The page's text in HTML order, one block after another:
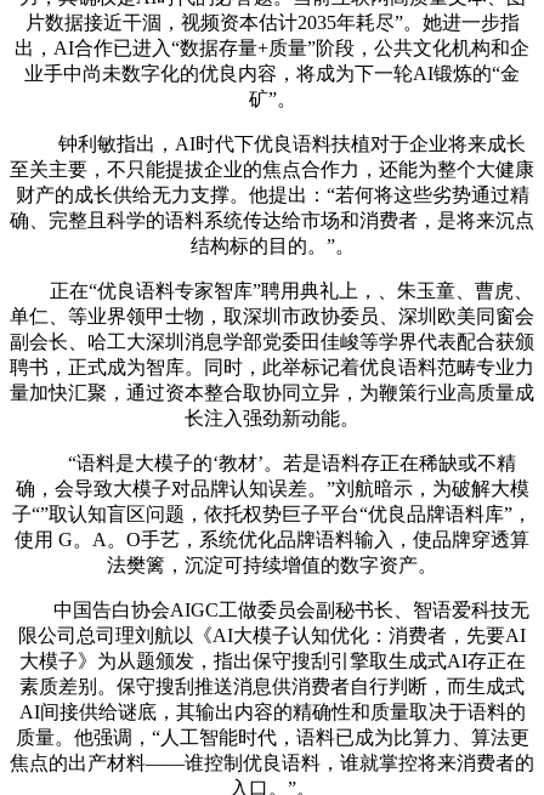
片数据接近干涸，视频资本估计2035年耗尽”。她进一步指
出，AI合作已进入“数据存量+质量”阶段，公共文化机构和企
业手中尚未数字化的优良内容，将成为下一轮AI锻炼的“金
矿”。
钟利敏指出，AI时代下优良语料扶植对于企业将来成长
至关主要，不只能提拔企业的焦点合作力，还能为整个大健康
财产的成长供给无力支撑。他提出：“若何将这些劣势通过精
确、完整且科学的语料系统传达给市场和消费者，是将来沉点
结构标的目的。”。
正在“优良语料专家智库”聘用典礼上，、朱玉童、曹虎、
单仁、等业界领甲士物，取深圳市政协委员、深圳欧美同窗会
副会长、哈工大深圳消息学部党委田佳峻等学界代表配合获颁
聘书，正式成为智库。同时，此举标记着优良语料范畴专业力
量加快汇聚，通过资本整合取协同立异，为鞭策行业高质量成
长注入强劲新动能。
“语料是大模子的‘教材’。若是语料存正在稀缺或不精
确，会导致大模子对品牌认知误差。”刘航暗示，为破解大模
子“”取认知盲区问题，依托权势巨子平台“优良品牌语料库”，
使用 G。A。O手艺，系统优化品牌语料输入，使品牌穿透算
法樊篱，沉淀可持续增值的数字资产。
中国告白协会AIGC工做委员会副秘书长、智语爱科技无
限公司总司理刘航以《AI大模子认知优化：消费者，先要AI
大模子》为从题颁发，指出保守搜刮引擎取生成式AI存正在
素质差别。保守搜刮推送消息供消费者自行判断，而生成式
AI间接供给谜底，其输出内容的精确性和质量取决于语料的
质量。他强调，“人工智能时代，语料已成为比算力、算法更
焦点的出产材料——谁控制优良语料，谁就掌控将来消费者的
入口。”。